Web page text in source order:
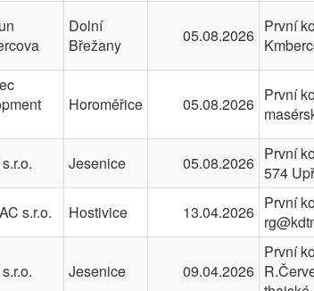
Dolní
Břežany
05.08.2026 První
Horoměřice 05.08.2026 První
Jesenice 05.08.2026 První
574
s.r.o. Hostivice 13.04.2026 První
Jesenice 09.04.2026
První